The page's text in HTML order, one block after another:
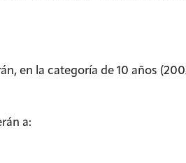
en la categoría de 10 años
a: